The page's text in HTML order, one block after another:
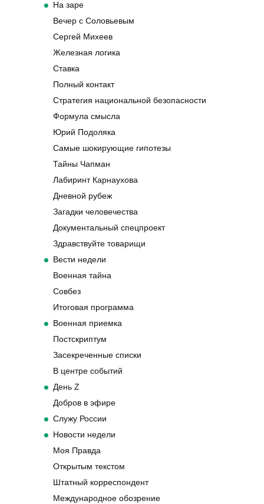
На заре
Вечер с Соловьевым
Сергей Михеев
Железная логика
Ставка
Полный контакт
Стратегия национальной безопасности
Формула смысла
Юрий Подоляка
Самые шокирующие гипотезы
Тайны Чапман
Лабиринт Карнаухова
Дневной рубеж
Загадки человечества
Документальный спецпроект
Здравствуйте товарищи
Вести недели
Военная тайна
Совбез
Итоговая программа
Военная приемка
Постскриптум
Засекреченные списки
В центре событий
День Z
Добров в эфире
Служу России
Новости недели
Моя Правда
Открытым текстом
Штатный корреспондент
Международное обозрение